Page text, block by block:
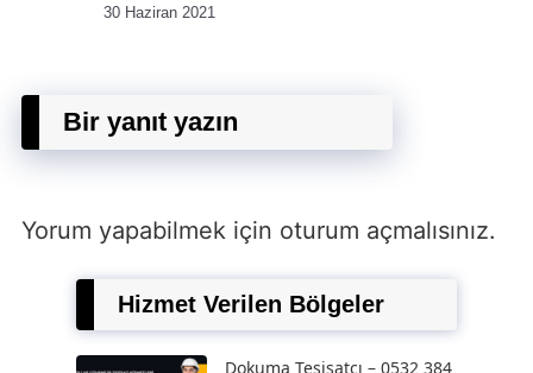
30 Haziran 2021
Bir yanıt yazın
Yorum yapabilmek için oturum açmalısınız.
Hizmet Verilen Bölgeler
Dokuma Tesisatçı – 0532 384